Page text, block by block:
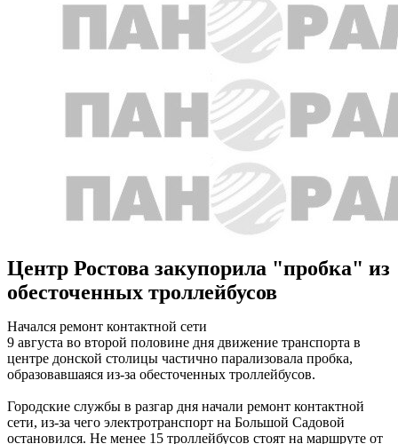
Центр Ростова закупорила "пробка" из
обесточенных троллейбусов
Начался ремонт контактной сети
9 августа во второй половине дня движение транспорта в
центре донской столицы частично парализовала пробка,
образовавшаяся из-за обесточенных троллейбусов.
Городские службы в разгар дня начали ремонт контактной
сети, из-за чего электротранспорт на Большой Садовой
остановился. Не менее 15 троллейбусов стоят на маршруте от